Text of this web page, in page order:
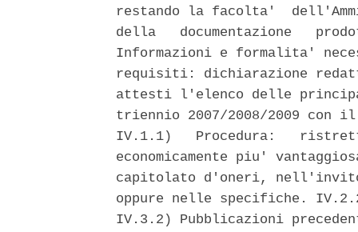
restando la facolta'
della   documentazione
Informazioni e formalita'
requisiti: dichiarazione
attesti l'elenco delle
triennio 2007/2008/2009
IV.1.1)   Procedura:
economicamente piu'
capitolato d'oneri,
oppure nelle specifiche.
IV.3.2) Pubblicazioni